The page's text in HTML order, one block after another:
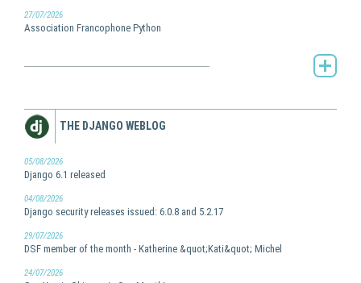
27/07/2026
Association Francophone Python
THE DJANGO WEBLOG
05/08/2026
Django 6.1 released
04/08/2026
Django security releases issued: 6.0.8 and 5.2.17
29/07/2026
DSF member of the month - Katherine &quot;Kati&quot; Michel
24/07/2026